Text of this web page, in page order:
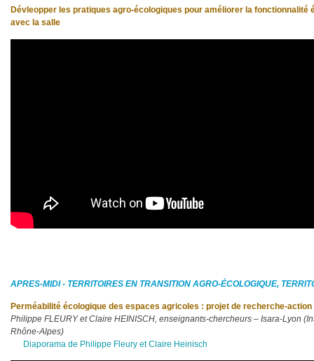
Dévleopper les pratiques agro-écologiques pour améliorer la
avec la salle
APRES-MIDI - TERRITOIRES EN TRANSITION AGRO-ÉCOLOGIQUE,
Perméabilité écologique des espaces agricoles : projet de recherche-
Philippe FLEURY et Claire HEINISCH, enseignants-chercheurs – Isara-Lyon
Rhône-Alpes)
Diaporama de Philippe Fleury et Claire Heinisch